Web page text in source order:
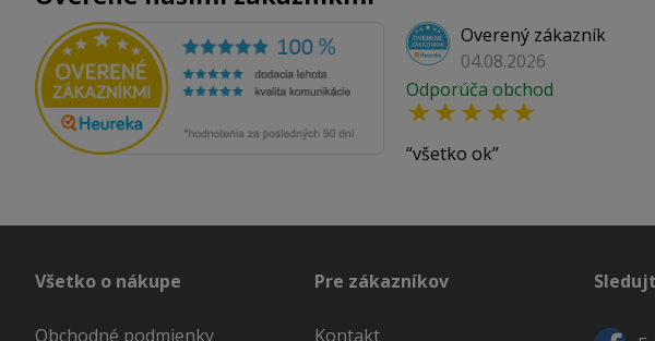
Overený zákazník
04.08.2026
Odporúča obchod
všetko ok
Všetko o nákupe
Obchodné podmienky
Pre zákazníkov
Kontakt